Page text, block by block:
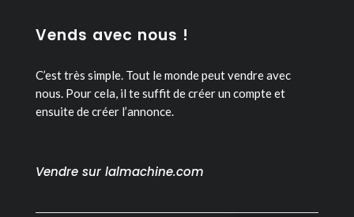
Vends avec nous !
C’est très simple. Tout le monde peut vendre avec
nous. Pour cela, il te suffit de créer un compte et
ensuite de créer l’annonce.
Vendre sur lalmachine.com